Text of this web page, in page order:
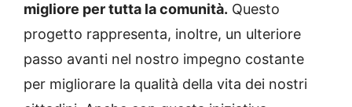
migliore per tutta la comunità. Questo
progetto rappresenta, inoltre, un ulteriore
passo avanti nel nostro impegno costante
per migliorare la qualità della vita dei nostri